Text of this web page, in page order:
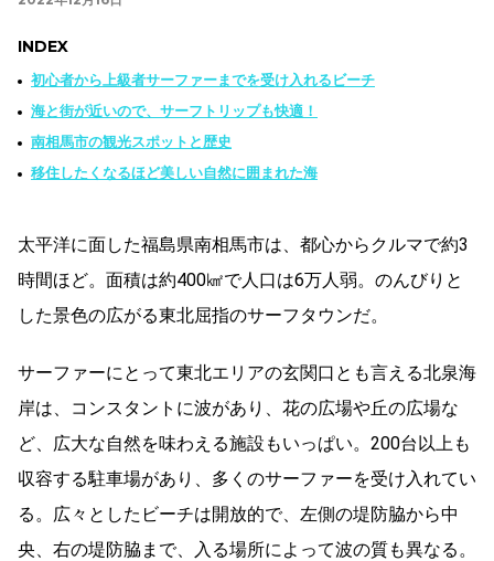
INDEX
初心者から上級者サーファーまでを受け入れるビーチ
海と街が近いので、サーフトリップも快適！
南相馬市の観光スポットと歴史
移住したくなるほど美しい自然に囲まれた海
太平洋に面した福島県南相馬市は、都心からクルマで約3
時間ほど。面積は約400㎢で人口は6万人弱。のんびりと
した景色の広がる東北屈指のサーフタウンだ。
サーファーにとって東北エリアの玄関口とも言える北泉海
岸は、コンスタントに波があり、花の広場や丘の広場な
ど、広大な自然を味わえる施設もいっぱい。200台以上も
収容する駐車場があり、多くのサーファーを受け入れてい
る。広々としたビーチは開放的で、左側の堤防脇から中
央、右の堤防脇まで、入る場所によって波の質も異なる。